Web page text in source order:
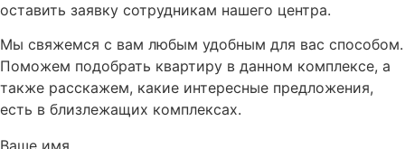
оставить заявку сотрудникам нашего центра.
Мы свяжемся с вам любым удобным для вас способом.
Поможем подобрать квартиру в данном комплексе, а
также расскажем, какие интересные предложения,
есть в близлежащих комплексах.